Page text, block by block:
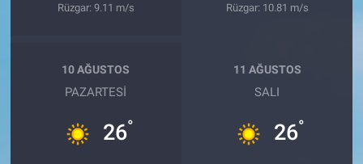
Rüzgar: 9.11 m/s
Rüzgar: 10.81 m/s
10 AĞUSTOS
PAZARTESI
26°
11 AĞUSTOS
SALI
26°